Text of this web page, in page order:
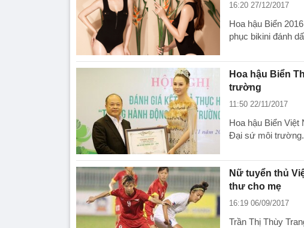
16:20 27/12/2017
Hoa hậu Biển
phục bikini đánh
Hoa hậu Biển
trường
11:50 22/11/2017
Hoa hậu Biển
Đại sứ môi trường.
Nữ tuyển thủ
thư cho mẹ
16:19 06/09/2017
Trần Thị Thùy